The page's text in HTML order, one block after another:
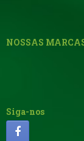
NOSSAS
Siga-nos